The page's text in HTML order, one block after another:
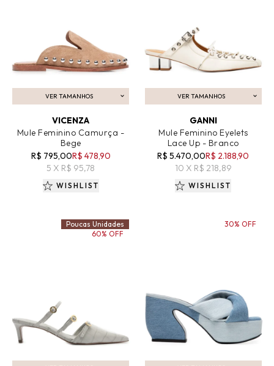
VER TAMANHOS
ADICIONAR AO CARRINHO
VICENZA
Mule Feminino Camurça -
Bege
R$ 795,00R$ 478,90
5 X R$ 95,78
WISHLIST
VER TAMANHOS
ADICIONAR AO CARRINHO
GANNI
Mule Feminino Eyelets
Lace Up - Branco
R$ 5.470,00R$ 2.188,90
10 X R$ 218,89
WISHLIST
Poucas Unidades
60% OFF
30% OFF